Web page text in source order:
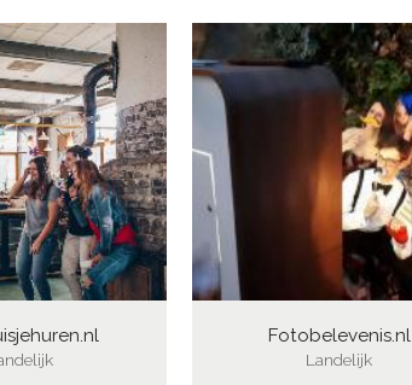
Fotobelevenis.nl
Landelijk